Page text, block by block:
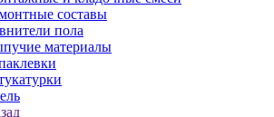
составы
пола
материалы